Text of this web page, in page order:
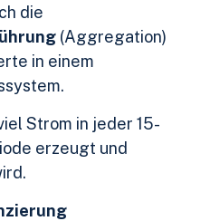
die
(Aggregation)
in einem
Strom in jeder 15-
erzeugt und